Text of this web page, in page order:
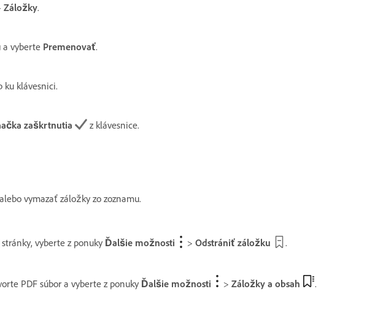
Záložky.
a vyberte Premenovať.
ku klávesnici.
zaškrtnutia z klávesnice.
vymazať záložky zo zoznamu.
vyberte z ponuky Ďalšie možnosti > Odstrániť záložku .
PDF súbor a vyberte z ponuky Ďalšie možnosti > Záložky a obsah .